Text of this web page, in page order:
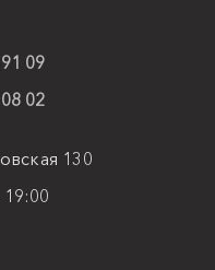
09
02
130
19:00